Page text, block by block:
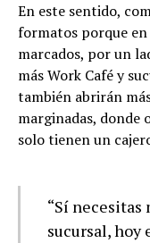
En este sentido,
formatos porque en
marcados, por un
más Work Café y
también abrirán
marginadas, donde
solo tienen un
“Sí necesitas
sucursal, hoy